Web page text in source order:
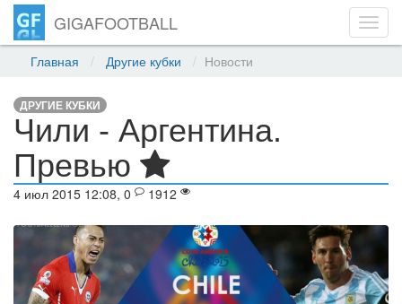
GIGAFOOTBALL
Главная Другие кубки Новости
ДРУГИЕ КУБКИ
Чили - Аргентина.
Превью
4 июл 2015 12:08, 0 1912